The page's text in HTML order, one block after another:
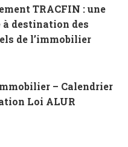
TRACFIN : une
destination des
de l’immobilier
– Calendrier
Loi ALUR